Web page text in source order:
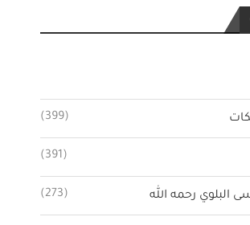
فعاليات مخيم ملتقي الشباب بمحافظة
الأمير خالد الفيصل وزيراً للتربية والتعليم
عبدالله بن عبدالعزيز أميراً لمنطقة مكة
(399)
(391)
البلوي رحمه الله (273)